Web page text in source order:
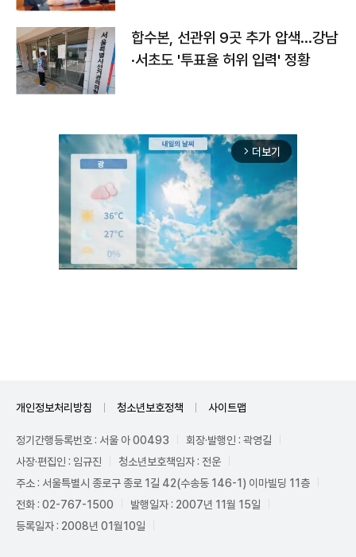
합수본, 선관위 9곳 추가 압색…강남
·서초도 '투표율 허위 입력' 정황
arrow_forward_ios 더보기
개인정보처리방침 청소년보호정책 사이트맵
정기간행등록번호 : 서울 아 00493
회장·발행인 : 곽영길
사장·편집인 : 임규진
청소년보호책임자 : 전운
주소 : 서울특별시 종로구 종로 1길 42(수송동 146-1) 이마빌딩 11층
전화 : 02-767-1500
발행일자 : 2007년 11월 15일
등록일자 : 2008년 01월10일